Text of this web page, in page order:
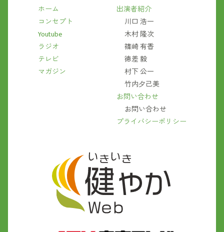
ホーム
コンセプト
Youtube
ラジオ
テレビ
マガジン
出演者紹介
川口 浩一
木村 隆次
篠崎 有香
徳差 毅
村下 公一
竹内夕己美
お問い合わせ
お問い合わせ
プライバシーポリシー